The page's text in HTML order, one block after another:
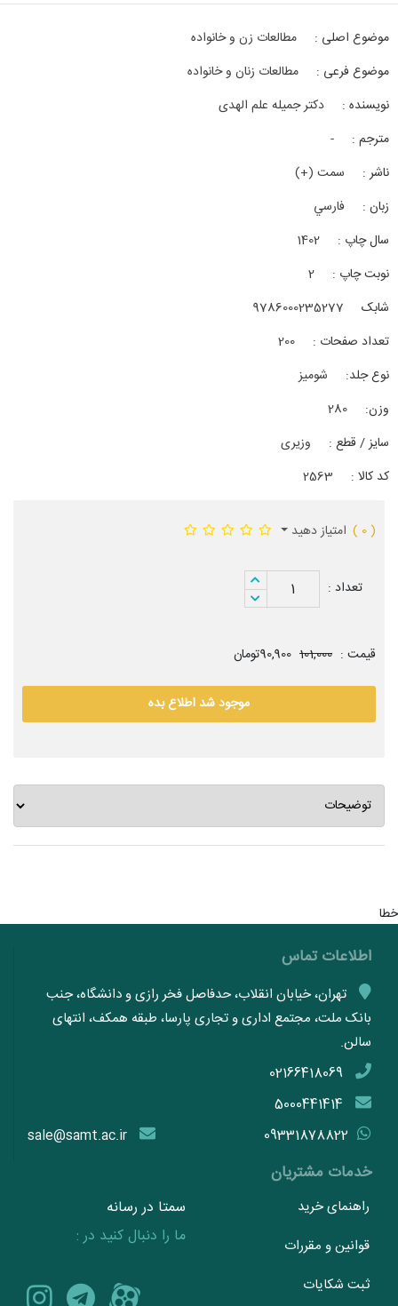
موضوع اصلی :
مطالعات زن و خانواده
موضوع فرعی :
مطالعات زنان و خانواده
نویسنده :
دکتر جمیله علم الهدی
مترجم :
-
ناشر :
سمت (+)
زبان :
فارسي
سال چاپ :
1402
نوبت چاپ :
2
شابک
9786000235277
تعداد صفحات :
200
نوع جلد:
شوميز
وزن:
280
سایز / قطع :
وزیری
کد کالا :
2563
( 0 ) امتیاز دهید
تعداد : 1
قیمت : 101,000
موجود شد اطلاع بده
خطا
اطلاعات تماس
تهران، خیابان انقلاب، حدفاصل فخر رازی و دانشگاه، جنب
بانک ملت، مجتمع اداری و تجاری پارسا، طبقه همکف، انتهای
سالن.
02166418069
5000441414
09331878822
sale@samt.ac.ir
خدمات مشتریان
راهنمای خرید
قوانین و مقررات
ثبت شکایات
سمتا در رسانه
ما را دنبال کنید در :